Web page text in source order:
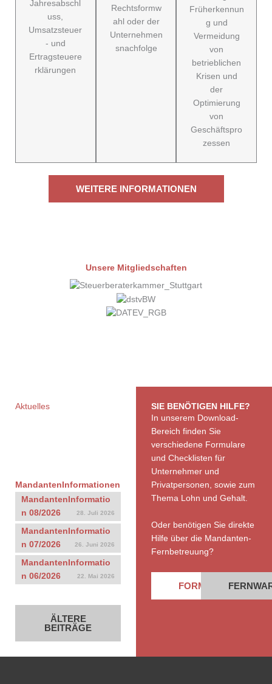
Jahresabschl
uss,
Umsatzsteuer
- und
Ertragsteuere
rklärungen
Rechtsformw
ahl oder der
Unternehmen
snachfolge
Früherkennun
g und
Vermeidung
von
betrieblichen
Krisen und
der
Optimierung
von
Geschäftspro
zessen
WEITERE INFORMATIONEN
Unsere Mitgliedschaften
Aktuelles
MandantenInformationen
MandantenInformatio
n 08/2026
28. Juli 2026
MandantenInformatio
n 07/2026
26. Juni 2026
MandantenInformatio
n 06/2026
22. Mai 2026
ÄLTERE
BEITRÄGE
SIE BENÖTIGEN HILFE?
In unserem Download-
Bereich finden Sie
verschiedene Formulare
und Checklisten für
Unternehmer und
Privatpersonen, sowie zum
Thema Lohn und Gehalt.
Oder benötigen Sie direkte
Hilfe über die Mandanten-
Fernbetreuung?
FORMULARE